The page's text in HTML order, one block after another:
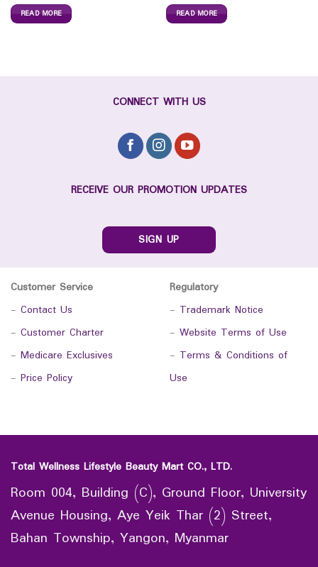
READ MORE READ MORE
CONNECT WITH US
RECEIVE OUR PROMOTION UPDATES
SIGN UP
Customer Service
- Contact Us
- Customer Charter
- Medicare Exclusives
- Price Policy
Regulatory
- Trademark Notice
- Website Terms of Use
- Terms & Conditions of
Use
Total Wellness Lifestyle Beauty Mart CO., LTD.
Room 004, Building (C), Ground Floor, University
Avenue Housing, Aye Yeik Thar (2) Street,
Bahan Township, Yangon, Myanmar